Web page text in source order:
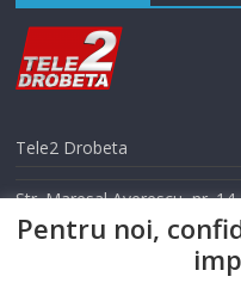
Tele2 Drobeta
Str. Maresal Averescu, nr.
Telefon: 0352 405 500
Email: info@tele2drobeta.ro
Pentru noi,